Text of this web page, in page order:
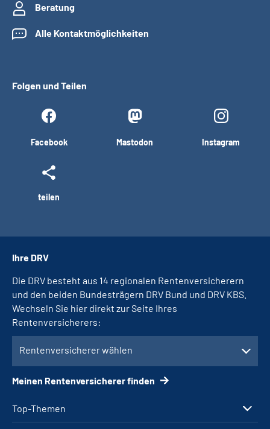
Beratung
Alle Kontaktmöglichkeiten
Folgen und Teilen
Facebook Mastodon Instagram
teilen
Top-Themen
Ihre DRV
Die DRV besteht aus 14 regionalen Rentenversicherern
und den beiden Bundesträgern DRV Bund und DRV KBS.
Wechseln Sie hier direkt zur Seite Ihres
Rentenversicherers:
Rentenversicherer wählen
Meinen Rentenversicherer finden